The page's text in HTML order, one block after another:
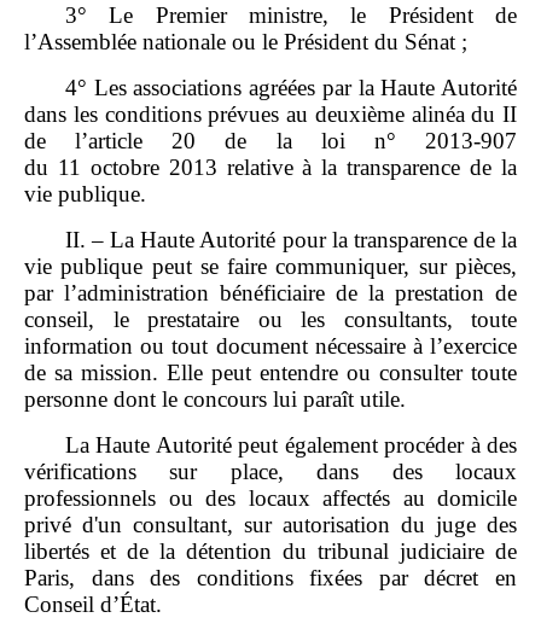
3° Le Premier ministre, le Président de
l’Assemblée nationale ou le Président du Sénat ;
4° Les associations agréées par la Haute Autorité
dans les conditions prévues au deuxième alinéa du II
de l’article 20 de la loi n° 2013‑907
du 11 octobre 2013 relative à la transparence de la
vie publique.
II. – La Haute Autorité pour la transparence de la
vie publique peut se faire communiquer, sur pièces,
par l’administration bénéficiaire de la prestation de
conseil, le prestataire ou les consultants, toute
information ou tout document nécessaire à l’exercice
de sa mission. Elle peut entendre ou consulter toute
personne dont le concours lui paraît utile.
La Haute Autorité peut également procéder à des
vérifications sur place, dans des locaux
professionnels ou des locaux affectés au domicile
privé d'un consultant, sur autorisation du juge des
libertés et de la détention du tribunal judiciaire de
Paris, dans des conditions fixées par décret en
Conseil d’État.